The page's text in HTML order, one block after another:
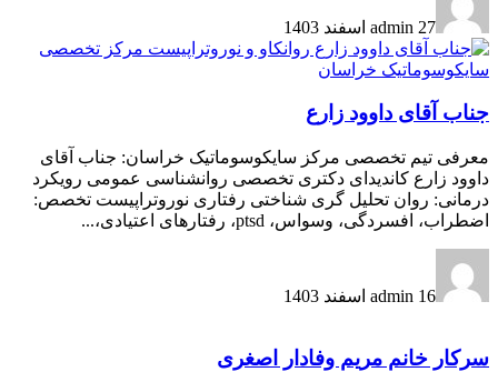
admin 27 اسفند 1403
جناب آقای داوود زارع
معرفی تیم تخصصی مرکز سایکوسوماتیک خراسان: جناب آقای
داوود زارع کاندیدای دکتری تخصصی روانشناسی عمومی رویکرد
درمانی: روان تحلیل گری شناختی رفتاری نوروتراپیست تخصص:
اضطراب، افسردگی، وسواس، ptsd، رفتارهای اعتیادی،...
admin 16 اسفند 1403
سرکار خانم مریم وفادار اصغری